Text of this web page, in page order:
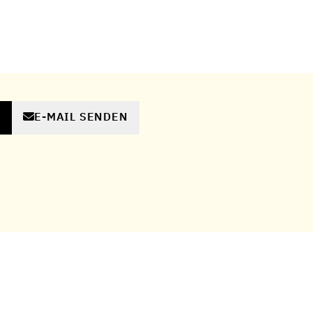
E-MAIL SENDEN